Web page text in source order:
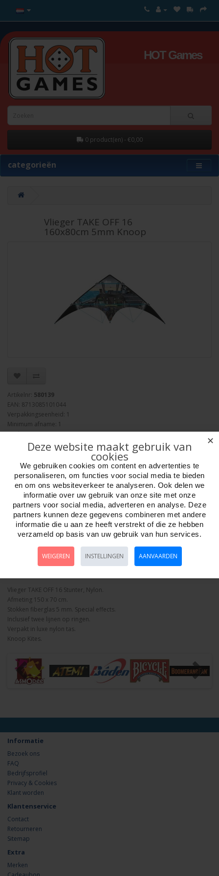
HOT Games
0 product(en) - €0,00
categorieën
Vlieger TAKE OFF 16
160x80cm 5mm Knoop
Artikelnr: 580139
EAN: 8713085101044
Verpakkingseenheid: 1
Minimum afname: 1
Merk:Knoop Kites
Aantal
Bestellen
Omschrijving Foto hoge resolutie Details
Vlieger TAKE OFF 16 Stunter, Nylon.
Afmeting 150 x 70 cm.
Stokken fiberglas 5 mm. Special effects.
Inclusief twee lijnen op ringen.
Verpakt in luxe nylon tas.
Knoop Kites.
Informatie
Bezoek ons
FAQ
Bedrijfsprofiel
Privacy & Cookies
Klant worden
Klantenservice
Contact
Retourneren
Sitemap
Extra
Merken
✕
Deze website maakt gebruik van
cookies
We gebruiken cookies om content en advertenties te
personaliseren, om functies voor social media te bieden
en om ons websiteverkeer te analyseren. Ook delen we
informatie over uw gebruik van onze site met onze
partners voor social media, adverteren en analyse. Deze
partners kunnen deze gegevens combineren met andere
informatie die u aan ze heeft verstrekt of die ze hebben
verzameld op basis van uw gebruik van hun services.
WEIGEREN INSTELLINGEN AANVAARDEN